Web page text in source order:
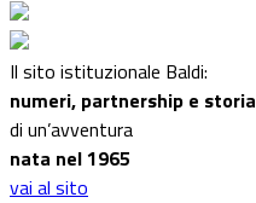
Il sito istituzionale Baldi:
numeri, partnership e storia
di un’avventura
nata nel 1965
vai al sito